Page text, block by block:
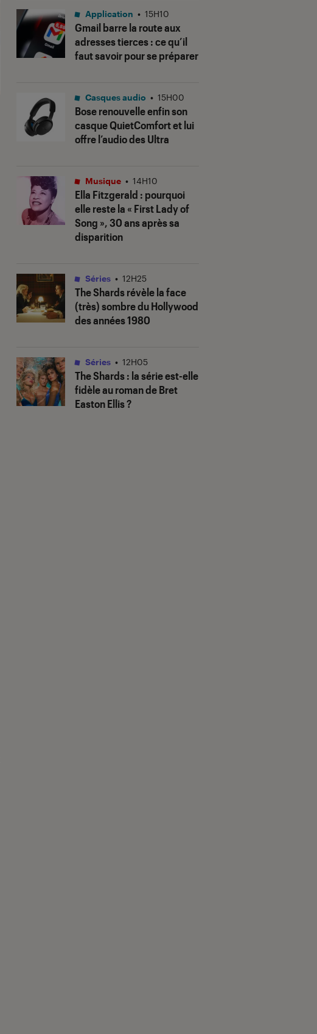
Gmail barre la route aux
adresses tierces : ce qu’il
faut savoir pour se préparer
Application • 15H10
Bose renouvelle enfin son
casque QuietComfort et lui
offre l’audio des Ultra
Casques audio • 15H00
Ella Fitzgerald : pourquoi
elle reste la « First Lady of
Song », 30 ans après sa
disparition
Musique • 14H10
The Shardsrévèle la face
(très) sombre du Hollywood
des années 1980
Séries • 12H25
The Shards: la série est-elle
fidèle au roman de Bret
Easton Ellis ?
Séries • 12H05